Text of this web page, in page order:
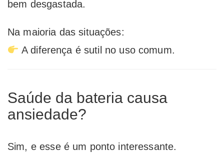
bem desgastada.
Na maioria das situações:
A diferença é sutil no uso comum.
Saúde da bateria causa
ansiedade?
Sim, e esse é um ponto interessante.